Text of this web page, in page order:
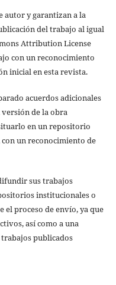
autor y garantizan a la
del trabajo al igual
Attribution License
con un reconocimiento
inicial en esta revista.
acuerdos adicionales
de la obra
en un repositorio
un reconocimiento de
sus trabajos
institucionales o
el proceso de envío, ya que
así como a una
publicados